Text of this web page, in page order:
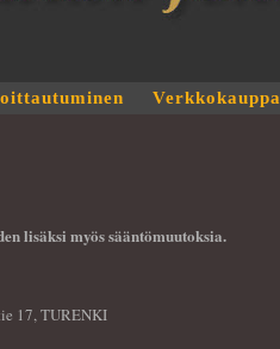
Verkkokauppa
lisäksi myös sääntömuutoksia.
17, TURENKI